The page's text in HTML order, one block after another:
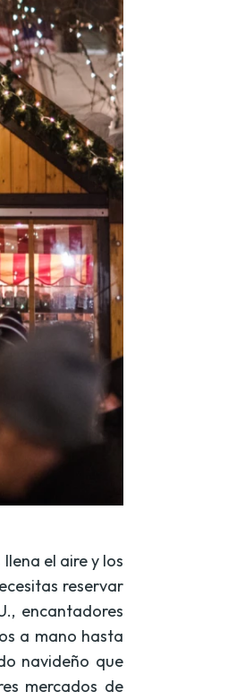
el aire y los
reservar
encantadores
a mano hasta
navideño que
mercados de